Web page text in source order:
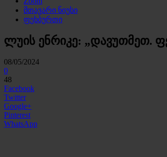
მთავარი ნიუსი
ფეხბურთი
ლუის ენრიკე: „დავუთმეთ.
08/05/2024
0
48
Facebook
Twitter
Google+
Pinterest
WhatsApp